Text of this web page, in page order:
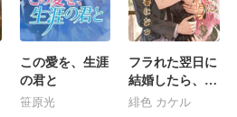
この愛を、生涯
の君と
笹原光
フラれた翌日に
結婚したら、億
万長者の妻にな
緋色 カケル